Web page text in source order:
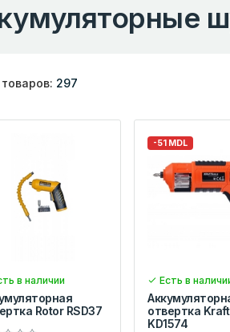
297
в наличии
Rotor RSD37
-51 MDL
Есть в
отвертка
KD1574